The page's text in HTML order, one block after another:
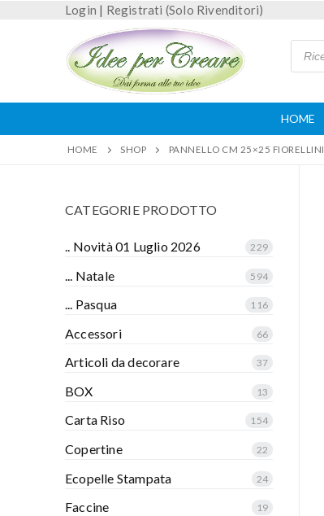
Login | Registrati (Solo Rivenditori)
HOME
HOME SHOP PANNELLO CM 25×25 FIORELLINI
CATEGORIE PRODOTTO
.. Novità 01 Luglio 2026 229
... Natale 594
... Pasqua 116
Accessori 66
Articoli da decorare 37
BOX 13
Carta Riso 154
Copertine 22
Ecopelle Stampata 24
Faccine 19